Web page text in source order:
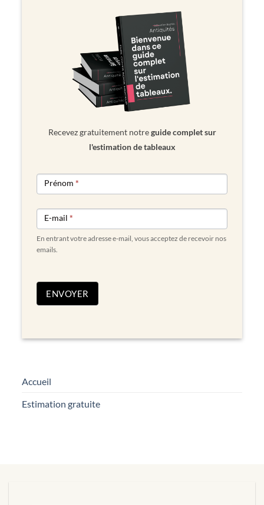
Recevez gratuitement notreguide complet sur
l'estimation de tableaux
NEWSLETTER
FORM
Prénom*
E-mail*
En entrant votre adresse e-mail, vous acceptez de recevoir nos
emails.
ENVOYER
Accueil
Estimation gratuite